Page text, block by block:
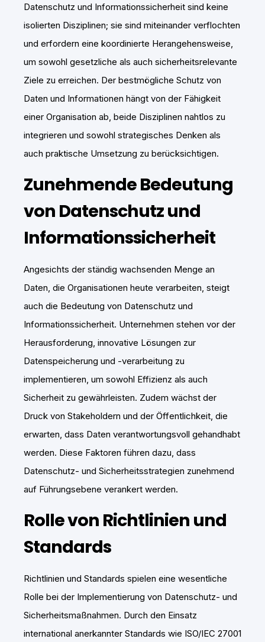
Datenschutz und Informationssicherheit sind keine
isolierten Disziplinen; sie sind miteinander verflochten
und erfordern eine koordinierte Herangehensweise,
um sowohl gesetzliche als auch sicherheitsrelevante
Ziele zu erreichen. Der bestmögliche Schutz von
Daten und Informationen hängt von der Fähigkeit
einer Organisation ab, beide Disziplinen nahtlos zu
integrieren und sowohl strategisches Denken als
auch praktische Umsetzung zu berücksichtigen.
Zunehmende Bedeutung
von Datenschutz und
Informationssicherheit
Angesichts der ständig wachsenden Menge an
Daten, die Organisationen heute verarbeiten, steigt
auch die Bedeutung von Datenschutz und
Informationssicherheit. Unternehmen stehen vor der
Herausforderung, innovative Lösungen zur
Datenspeicherung und -verarbeitung zu
implementieren, um sowohl Effizienz als auch
Sicherheit zu gewährleisten. Zudem wächst der
Druck von Stakeholdern und der Öffentlichkeit, die
erwarten, dass Daten verantwortungsvoll gehandhabt
werden. Diese Faktoren führen dazu, dass
Datenschutz- und Sicherheitsstrategien zunehmend
auf Führungsebene verankert werden.
Rolle von Richtlinien und
Standards
Richtlinien und Standards spielen eine wesentliche
Rolle bei der Implementierung von Datenschutz- und
Sicherheitsmaßnahmen. Durch den Einsatz
international anerkannter Standards wie ISO/IEC 27001